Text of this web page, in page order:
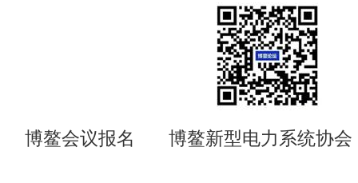
博鳌会议报名 博鳌新型电力系统协会